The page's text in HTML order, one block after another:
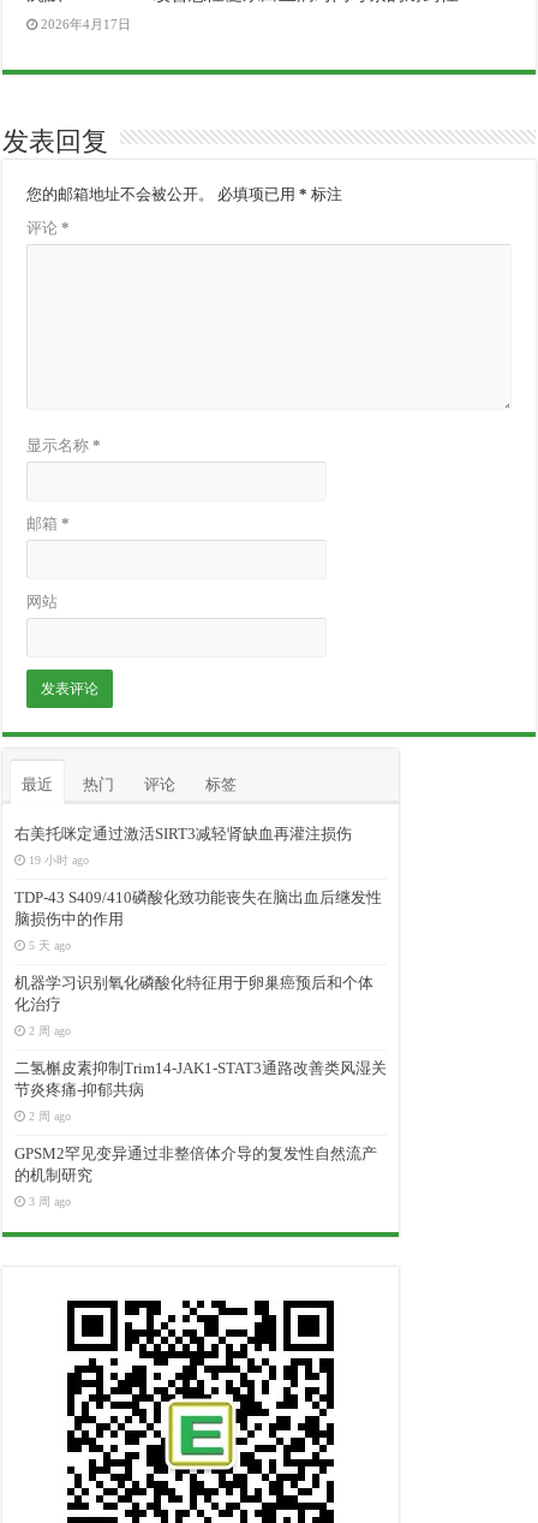
2026年4月17日
发表回复
您的邮箱地址不会被公开。 必填项已用* 标注
评论*
显示名称*
邮箱*
网站
最近 热门 评论 标签
右美托咪定通过激活SIRT3减轻肾缺血再灌注损伤
19 小时 ago
TDP-43 S409/410磷酸化致功能丧失在脑出血后继发性
脑损伤中的作用
5 天 ago
机器学习识别氧化磷酸化特征用于卵巢癌预后和个体
化治疗
2 周 ago
二氢槲皮素抑制Trim14-JAK1-STAT3通路改善类风湿关
节炎疼痛-抑郁共病
2 周 ago
GPSM2罕见变异通过非整倍体介导的复发性自然流产
的机制研究
3 周 ago